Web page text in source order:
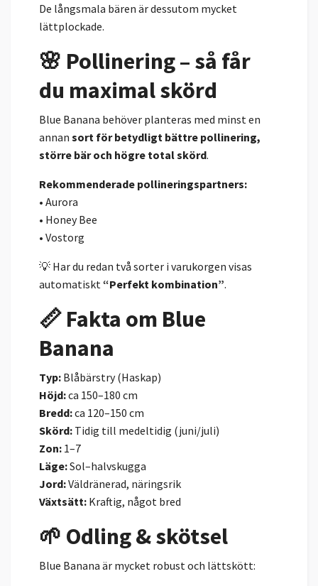
De långsmala bären är dessutom mycket
lättplockade.
🌸 Pollinering – så får
du maximal skörd
Blue Banana behöver planteras med minst en
annan sort för betydligt bättre pollinering,
större bär och högre total skörd.
Rekommenderade pollineringspartners:
• Aurora
• Honey Bee
• Vostorg
💡 Har du redan två sorter i varukorgen visas
automatiskt “Perfekt kombination”.
📏 Fakta om Blue
Banana
Typ: Blåbärstry (Haskap)
Höjd:ca 150–180 cm
Bredd:ca 120–150 cm
Skörd: Tidig till medeltidig (juni/juli)
Zon: 1–7
Läge:Sol–halvskugga
Jord:Väldränerad, näringsrik
Växtsätt: Kraftig, något bred
🌱 Odling & skötsel
Blue Banana är mycket robust och lättskött: